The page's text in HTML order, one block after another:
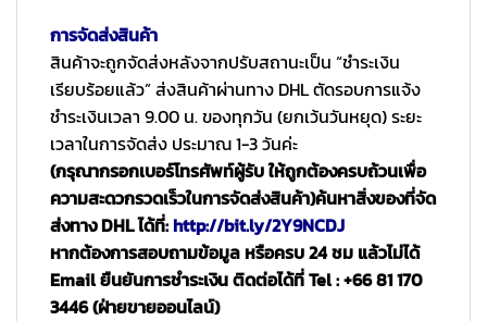
การจัดส่งสินค้า
สินค้าจะถูกจัดส่งหลังจากปรับสถานะเป็น “ชำระเงิน
เรียบร้อยแล้ว” ส่งสินค้าผ่านทาง DHL ตัดรอบการแจ้ง
ชำระเงินเวลา 9.00 น. ของทุกวัน (ยกเว้นวันหยุด) ระยะ
เวลาในการจัดส่ง ประมาณ 1-3 วันค่ะ
(กรุณากรอกเบอร์โทรศัพท์ผู้รับ ให้ถูกต้องครบถ้วนเพื่อ
ความสะดวกรวดเร็วในการจัดส่งสินค้า)ค้นหาสิ่งของที่จัด
ส่งทาง DHL ได้ที่:http://bit.ly/2Y9NCDJ
หากต้องการสอบถามข้อมูล หรือครบ 24 ชม แล้วไม่ได้
Email ยืนยันการชำระเงิน ติดต่อได้ที่ Tel : +66 81 170
3446 (ฝ่ายขายออนไลน์)